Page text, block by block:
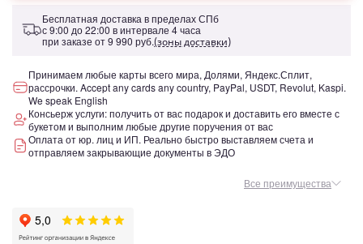
Бесплатная доставка в пределах СПб
с 9:00 до 22:00 в интервале 4 часа
при заказе от9 990 руб.(зоны доставки)
Принимаем любые карты всего мира, Долями, Яндекс.Сплит,
рассрочки. Accept any cards any country, PayPal, USDT, Revolut, Kaspi.
We speak English
Консьерж услуги: получить от вас подарок и доставить его вместе с
букетом и выполним любые другие поручения от вас
Оплата от юр. лиц и ИП. Реально быстро выставляем счета и
отправляем закрывающие документы в ЭДО
Все преимущества